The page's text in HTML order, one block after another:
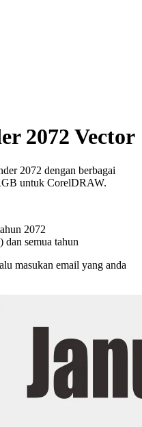
2072 Vector
2072 dengan berbagai
untuk CorelDRAW.
2072
dan semua tahun
masukan email yang anda